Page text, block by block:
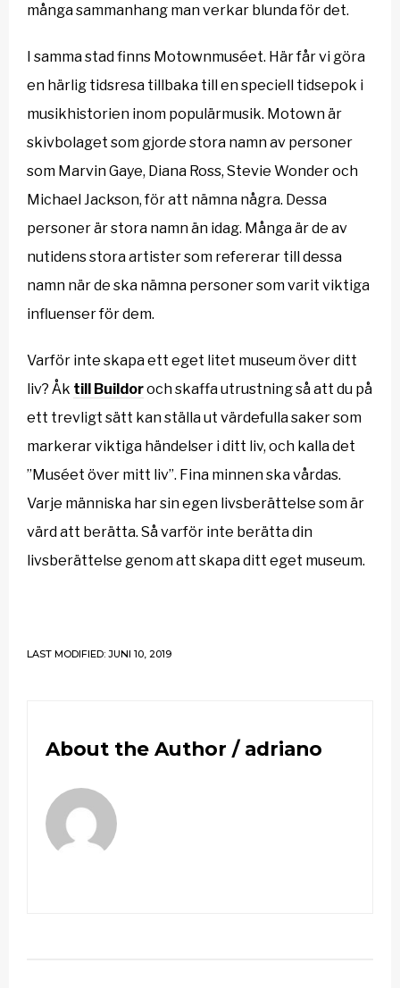
många sammanhang man verkar blunda för det.
I samma stad finns Motownmuséet. Här får vi göra
en härlig tidsresa tillbaka till en speciell tidsepok i
musikhistorien inom populärmusik. Motown är
skivbolaget som gjorde stora namn av personer
som Marvin Gaye, Diana Ross, Stevie Wonder och
Michael Jackson, för att nämna några. Dessa
personer är stora namn än idag. Många är de av
nutidens stora artister som refererar till dessa
namn när de ska nämna personer som varit viktiga
influenser för dem.
Varför inte skapa ett eget litet museum över ditt
liv? Åk till Buildoroch skaffa utrustning så att du på
ett trevligt sätt kan ställa ut värdefulla saker som
markerar viktiga händelser i ditt liv, och kalla det
”Muséet över mitt liv”. Fina minnen ska vårdas.
Varje människa har sin egen livsberättelse som är
värd att berätta. Så varför inte berätta din
livsberättelse genom att skapa ditt eget museum.
LAST MODIFIED: JUNI 10, 2019
About the Author / adriano